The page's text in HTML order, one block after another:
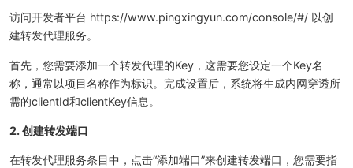
访问开发者平台 https://www.pingxingyun.com/console/#/ 以创
建转发代理服务。
首先，您需要添加一个转发代理的Key，这需要您设定一个Key名
称，通常以项目名称作为标识。完成设置后，系统将生成内网穿透所
需的clientId和clientKey信息。
2. 创建转发端口
在转发代理服务条目中，点击“添加端口”来创建转发端口，您需要指